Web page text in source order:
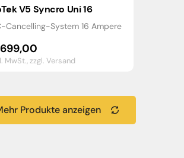
V5 Syncro Uni 16
Cancelling-System 16 Ampere
MwSt.,zzgl. Versand
Produkte anzeigen